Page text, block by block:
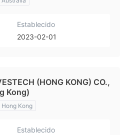
Establecido
2023-02-01
(HONG KONG) CO.,
Kong)
Hong Kong
Establecido